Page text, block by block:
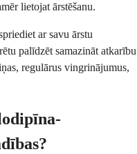
lietojat ārstēšanu.
ar savu ārstu
palīdzēt samazināt atkarību
regulārus vingrinājumus,